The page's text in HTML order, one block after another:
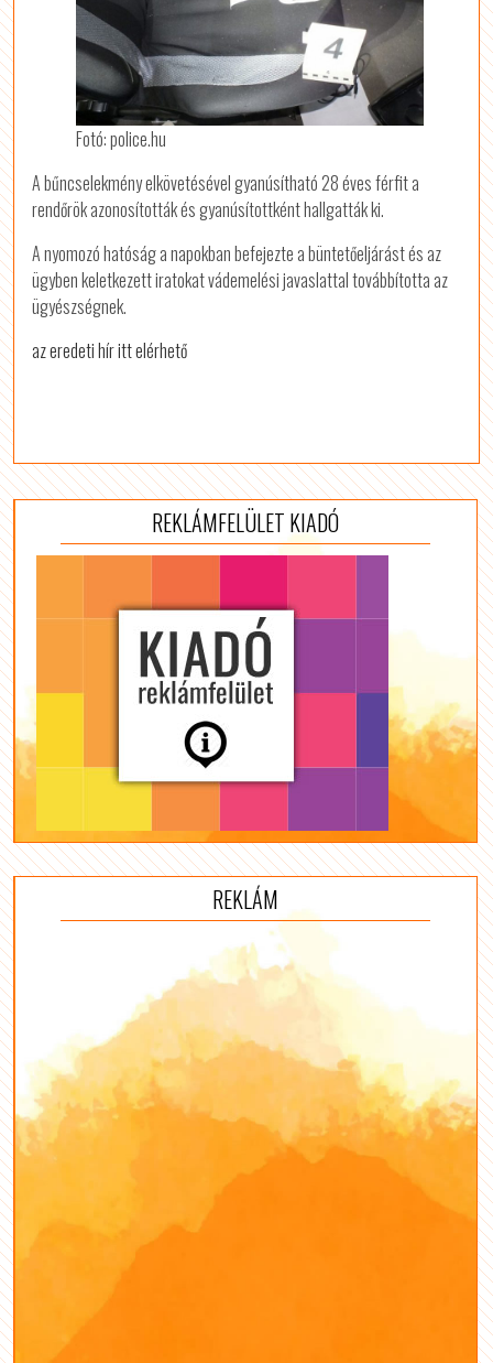
Fotó: police.hu
A bűncselekmény elkövetésével gyanúsítható 28 éves férfit a
rendőrök azonosították és gyanúsítottként hallgatták ki.
A nyomozó hatóság a napokban befejezte a büntetőeljárást és az
ügyben keletkezett iratokat vádemelési javaslattal továbbította az
ügyészségnek.
az eredeti hír itt elérhető
REKLÁMFELÜLET KIADÓ
REKLÁM